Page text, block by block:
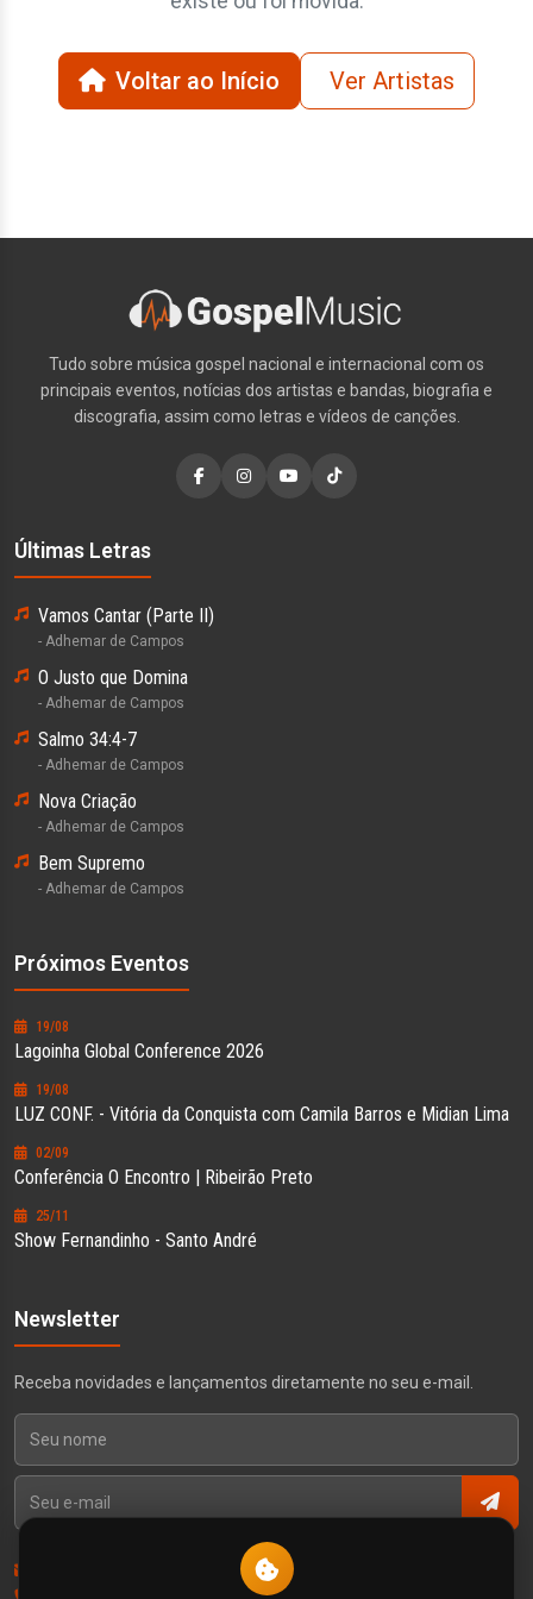
Voltar ao Início Ver Artistas
Tudo sobre música gospel nacional e internacional com os
principais eventos, notícias dos artistas e bandas, biografia e
discografia, assim como letras e vídeos de canções.
Últimas Letras
Vamos Cantar (Parte II)
- Adhemar de Campos
O Justo que Domina
- Adhemar de Campos
Salmo 34:4-7
- Adhemar de Campos
Nova Criação
- Adhemar de Campos
Bem Supremo
- Adhemar de Campos
Próximos Eventos
19/08
Lagoinha Global Conference 2026
19/08
LUZ CONF. - Vitória da Conquista com Camila Barros e Midian Lima
02/09
Conferência O Encontro | Ribeirão Preto
25/11
Show Fernandinho - Santo André
Newsletter
Receba novidades e lançamentos diretamente no seu e-mail.